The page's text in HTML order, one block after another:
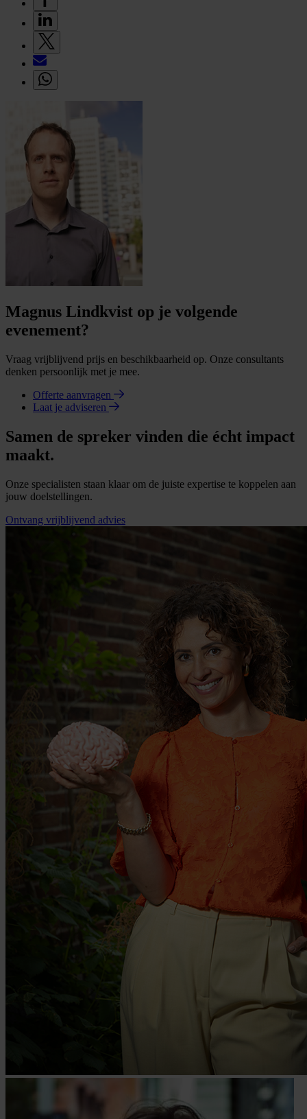
Magnus Lindkvist op je volgende
evenement?
Vraag vrijblijvend prijs en beschikbaarheid op. Onze consultants
denken persoonlijk met je mee.
Offerte aanvragen
Laat je adviseren
Samen de spreker vinden die écht impact
maakt.
Onze specialisten staan klaar om de juiste expertise te koppelen aan
jouw doelstellingen.
Ontvang vrijblijvend advies